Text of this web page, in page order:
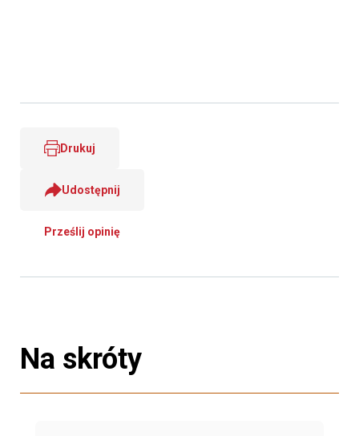
Drukuj
Udostępnij
Prześlij opinię
Na skróty